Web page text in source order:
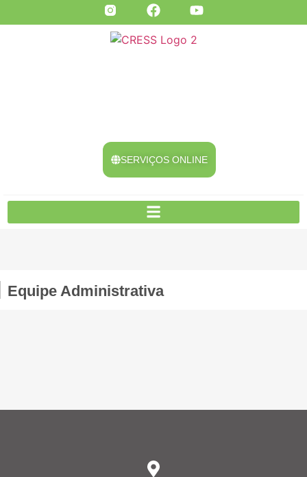
SERVIÇOS ONLINE
Equipe Administrativa